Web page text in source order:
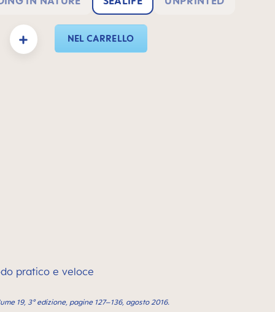
inserisci la quantità desiderata o usa i pulsanti per aumentare o
NEL CARRELLO
pratico e veloce
19, 3° edizione, pagine 127–136, agosto 2016.